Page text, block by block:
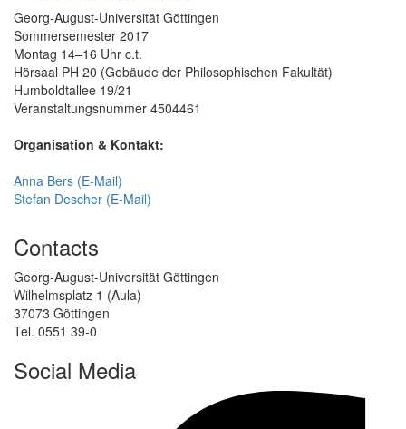
Georg-August-Universität Göttingen
Sommersemester 2017
Montag 14–16 Uhr c.t.
Hörsaal PH 20 (Gebäude der Philosophischen Fakultät)
Humboldtallee 19/21
Veranstaltungsnummer 4504461
Organisation & Kontakt:
Anna Bers (E-Mail)
Stefan Descher (E-Mail)
Contacts
Georg-August-Universität Göttingen
Wilhelmsplatz 1 (Aula)
37073 Göttingen
Tel. 0551 39-0
Social Media